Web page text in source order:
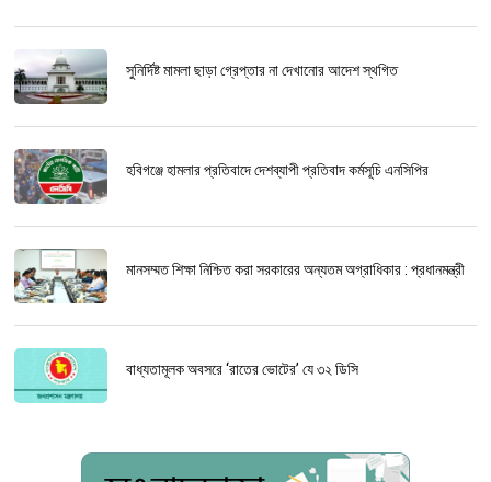
সুনির্দিষ্ট মামলা ছাড়া গ্রেপ্তার না দেখানোর আদেশ স্থগিত
হবিগঞ্জে হামলার প্রতিবাদে দেশব্যাপী প্রতিবাদ কর্মসূচি এনসিপির
মানসম্মত শিক্ষা নিশ্চিত করা সরকারের অন্যতম অগ্রাধিকার : প্রধানমন্ত্রী
বাধ্যতামূলক অবসরে ‘রাতের ভোটের’ যে ৩২ ডিসি